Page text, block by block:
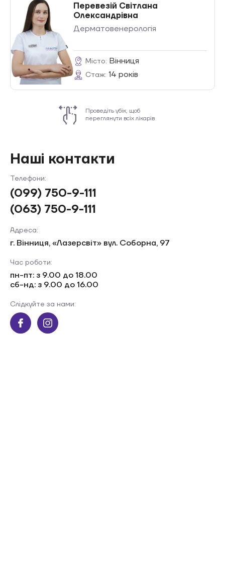
Дерматовенерологія
Перевезій Світлана
Олександрівна
Місто: Вінниця
Стаж: 14 років
Проведіть убік, щоб
переглянути всіх лікарів
Наші контакти
Телефони:
(099) 750-9-111
(063) 750-9-111
Адреса:
г. Вінниця, «Лазерсвiт» вул. Соборна, 97
Час роботи:
пн-пт: з 9.00 до 18.00
сб-нд: з 9.00 до 16.00
Слідкуйте за нами: